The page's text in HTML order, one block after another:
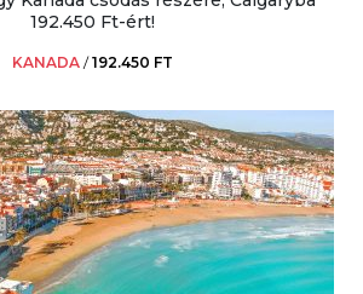
192.450 Ft-ért!
KANADA /192.450 FT